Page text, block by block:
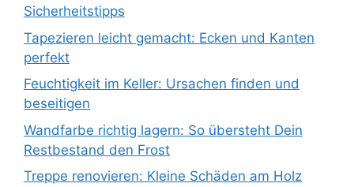
Sicherheitstipps
Tapezieren leicht gemacht: Ecken und Kanten
perfekt
Feuchtigkeit im Keller: Ursachen finden und
beseitigen
Wandfarbe richtig lagern: So übersteht Dein
Restbestand den Frost
Treppe renovieren: Kleine Schäden am Holz